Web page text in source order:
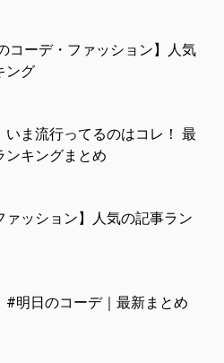
コーデ・ファッション】人気
ング
いま流行ってるのはコレ！ 最
ンキングまとめ
ァッション】人気の記事ラン
#明日のコーデ｜最新まとめ